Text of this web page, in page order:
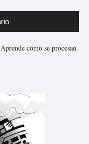
Aprende cómo se procesan